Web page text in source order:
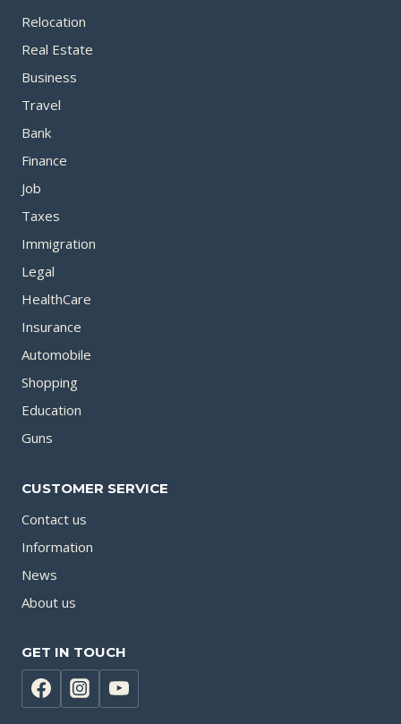
Relocation
Real Estate
Business
Travel
Bank
Finance
Job
Taxes
Immigration
Legal
HealthCare
Insurance
Automobile
Shopping
Education
Guns
CUSTOMER SERVICE
Contact us
Information
News
About us
GET IN TOUCH